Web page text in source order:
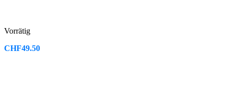
Vorrätig
CHF49.50